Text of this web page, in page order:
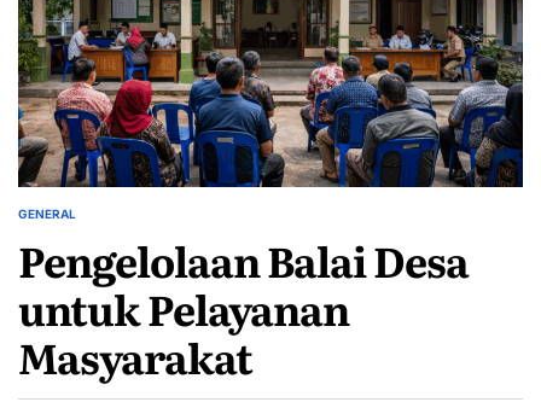
POSTED
GENERAL
Pengelolaan Balai Desa
untuk Pelayanan
Masyarakat